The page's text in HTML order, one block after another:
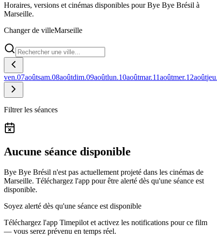
Horaires, versions et cinémas disponibles pour Bye Bye Brésil à
Marseille.
Changer de villeMarseille
ven.07aoûtsam.08aoûtdim.09aoûtlun.10aoûtmar.11aoûtmer.12août
Filtrer les séances
Aucune séance disponible
Bye Bye Brésil n'est pas actuellement projeté dans les cinémas de
Marseille. Téléchargez l'app pour être alerté dès qu'une séance est
disponible.
Soyez alerté dès qu'une séance est disponible
Téléchargez l'app Timepilot et activez les notifications pour ce film
— vous serez prévenu en temps réel.